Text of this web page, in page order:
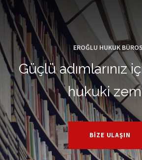
EROĞLU HUKUK
Güçlü adımlarınız
hukuki
BIZE ULAŞIN